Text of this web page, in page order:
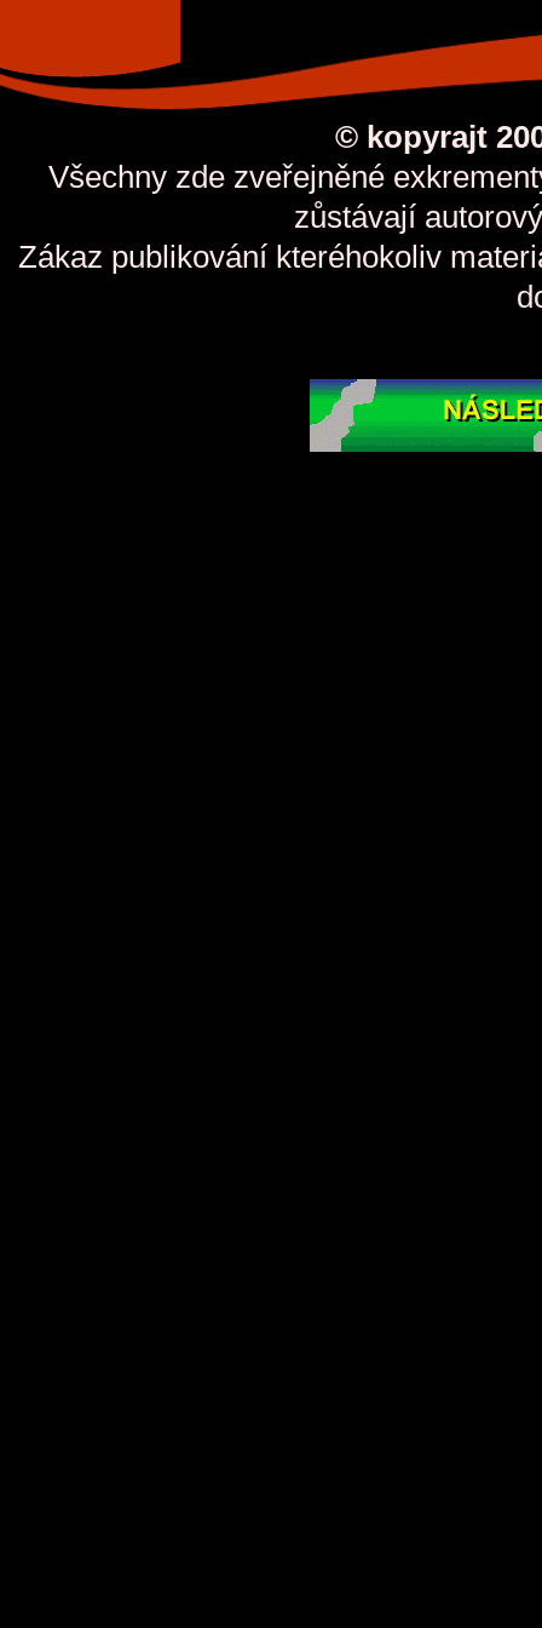
© kopyrajt
Všechny zde zveřejněné
zůstávají
Zákaz publikování kteréhokoliv